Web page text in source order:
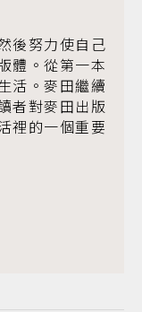
後努力使自己
體。從第一本
活。麥田繼續
者對麥田出版
裡的一個重要